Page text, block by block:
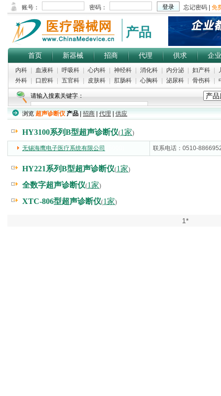
产品
首页 新器械 招商 代理 供求 企业
内科 血液科 呼吸科 心内科 神经科 消化科 内分泌 妇产科
外科
口腔科 五官科 皮肤科 肛肠科 心胸科 泌尿科 骨伤科
请输入搜素关键字：
浏览 超声诊断仪 产品 招商 代理 供应
HY3100系列B型超声诊断仪(1家)
无锡海鹰电子医疗系统有限公司 联系电话：0510-
HY221系列B型超声诊断仪(1家)
全数字超声诊断仪(1家)
XTC-806型超声诊断仪(1家)
1*